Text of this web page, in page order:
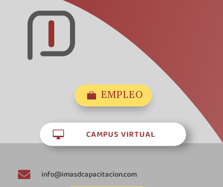
 EMPLEO
 CAMPUS VIRTUAL
 info@imasdcapacitacion.com